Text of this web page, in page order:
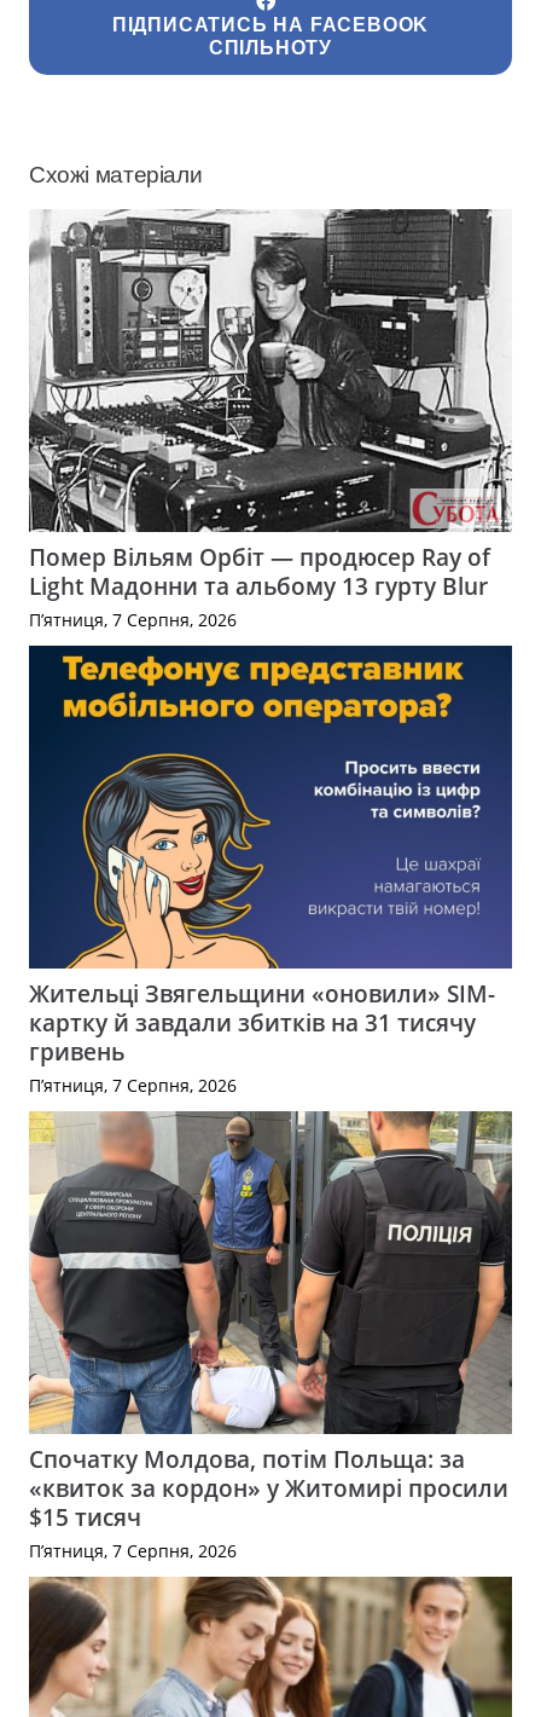
ПІДПИСАТИСЬ НА FACEBOOK
СПІЛЬНОТУ
Схожі матеріали
Помер Вільям Орбіт — продюсер Ray of
Light Мадонни та альбому 13 гурту Blur
П’ятниця, 7 Серпня, 2026
Жительці Звягельщини «оновили» SIM-
картку й завдали збитків на 31 тисячу
гривень
П’ятниця, 7 Серпня, 2026
Спочатку Молдова, потім Польща: за
«квиток за кордон» у Житомирі просили
$15 тисяч
П’ятниця, 7 Серпня, 2026